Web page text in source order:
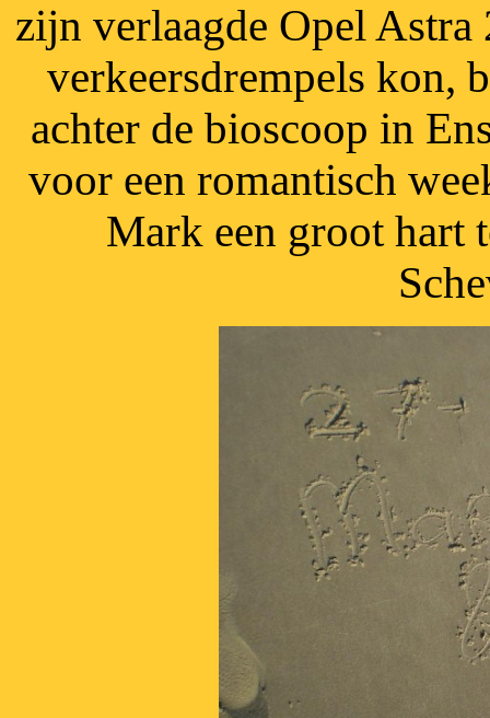
zijn verlaagde Opel
verkeersdrempels kon,
achter de bioscoop in
voor een romantisch
Mark een groot hart